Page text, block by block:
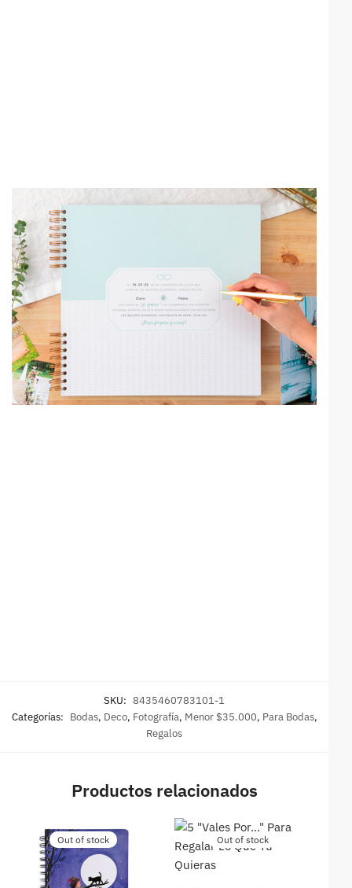
SKU: 8435460783101-1
Categorías: Bodas, Deco, Fotografía, Menor $35.000, Para Bodas,
Regalos
Productos relacionados
Out of stock Out of stock